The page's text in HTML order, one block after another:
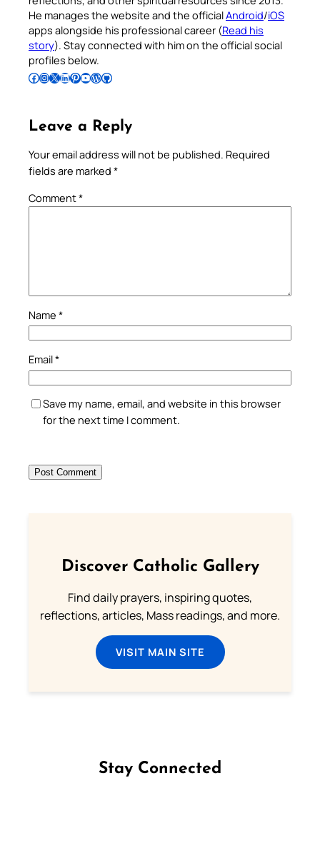
He manages the website and the officialAndroid/iOS
apps alongside his professional career (Read his
story). Stay connected with him on the official social
profiles below.
Follow Pradeep on Facebook Follow Pradeep on InstagramFollow Pradeep on X Follow Pradeep on LinkedIn Follow Pradeep on Pinterest Subscribe to Pradeep’s Youtube Channel Follow Pradeep on WordPress Follow Pradeep on GitHub
Leave a Reply
Your email address will not be published. Required
fields are marked *
Comment*
Name *
Email*
Save my name, email, and website in this browser
for the next time I comment.
Discover Catholic Gallery
Find daily prayers, inspiring quotes,
reflections, articles, Mass readings, and more.
VISIT MAIN SITE
Stay Connected